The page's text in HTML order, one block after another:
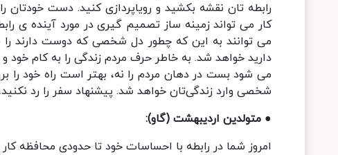
رابطه تان نقشه بکشید و رویاپردازی کنید. دست خودتان
کار می تواند زمینه ساز تصمیم گیری در مورد آینده ی
می توانند به این که چطور دل شخصی که دوست دارند را
دارید خواهد شد. به خاطر حرف مردم زندگی را به کام خود
می شود بست در دهان مردم را نه، بهتر است راه خود
شخصی وارد زندگی‌تان خواهد شد. پیشنهاد سفر را رد
● متولدین اردیبهشت (گاو):
امروز شما در رابطه با احساسات خود تا حدودی محافظه